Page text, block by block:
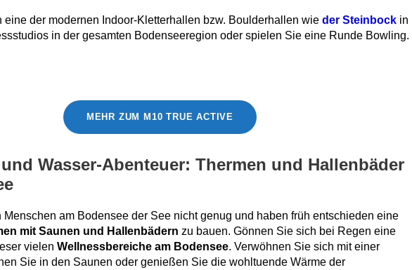
eine der modernen Indoor-Kletterhallen bzw. Boulderhallen wie der Steinbock in
in der gesamten Bodenseeregion oder spielen Sie eine Runde Bowling.
MEHR ZUM M10 TRUE ACTIVE
Wasser-Abenteuer: Thermen und Hallenbäder
Menschen am Bodensee der See nicht genug und haben früh entschieden eine
mit Saunen und Hallenbädern zu bauen. Gönnen Sie sich bei Regen eine
vielen Wellnessbereiche am Bodensee. Verwöhnen Sie sich mit einer
Sie in den Saunen oder genießen Sie die wohltuende Wärme der